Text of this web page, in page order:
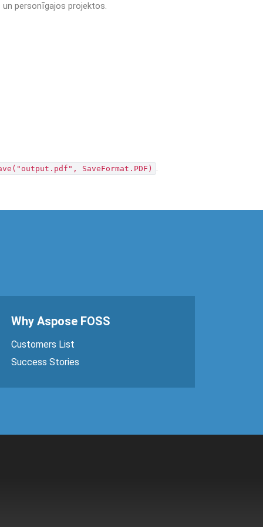
personīgajos projektos.
SaveFormat.PDF) .
Why Aspose FOSS
Customers List
Success Stories